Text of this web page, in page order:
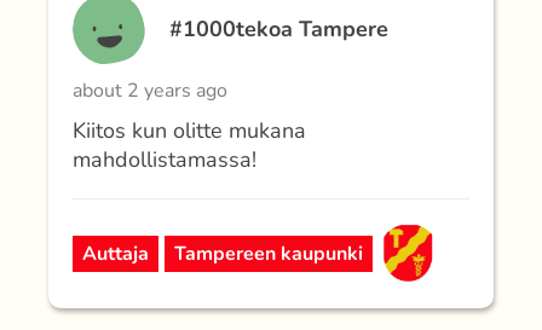
#1000tekoa Tampere
about 2 years ago
Kiitos kun olitte mukana
mahdollistamassa!
Auttaja Tampereen kaupunki